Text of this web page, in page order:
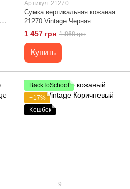
Артикул: 21270
Сумка вертикальная кожаная
21270 Vintage Черная
1 457 грн 1 868 грн
Купить
BackToSchool
−17%
Кешбек
9